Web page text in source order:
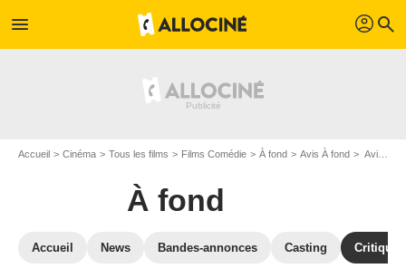
menu profil search
Accueil Cinéma Tous les films Films Comédie À fond Avis À fond Avis : À fond - Page 3
À fond
Accueil News Bandes-annonces Casting